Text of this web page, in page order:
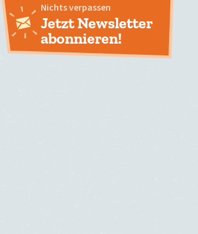
Nichts verpassen
Jetzt Newsletter
abonnieren!